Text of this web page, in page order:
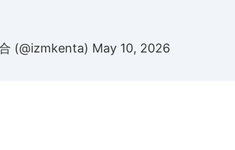
(@izmkenta) May 10, 2026